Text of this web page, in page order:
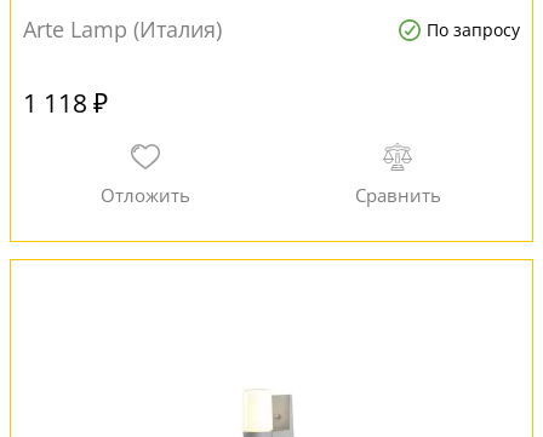
Arte Lamp (Италия)
По запросу
1 118 ₽